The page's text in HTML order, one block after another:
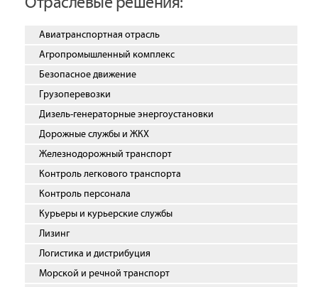
Авиатранспортная отрасль
Агропромышленный комплекс
Безопасное движение
Грузоперевозки
Дизель-генераторные энергоустановки
Дорожные службы и ЖКХ
Железнодорожный транспорт
Контроль легкового транспорта
Контроль персонала
Курьеры и курьерские службы
Лизинг
Логистика и дистрибуция
Морской и речной транспорт